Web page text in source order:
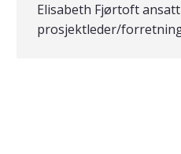
Elisabeth Fjørtoft
prosjektleder/